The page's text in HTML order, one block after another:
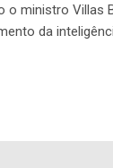
ministro Villas
da
de licenças.